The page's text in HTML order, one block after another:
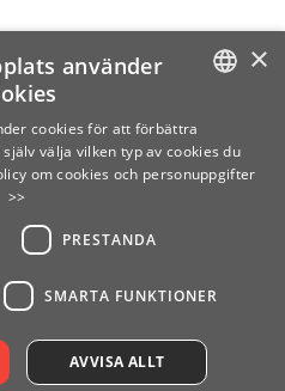
SWEDISH
×
använder
cookies för att förbättra
välja vilken typ av cookies du
om cookies och personuppgifter
>>
PRESTANDA
SMARTA FUNKTIONER
AVVISA ALLT